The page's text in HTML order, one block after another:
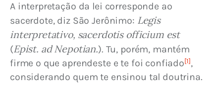
A interpretação da lei corresponde ao
sacerdote, diz São Jerônimo: Legis
interpretativo, sacerdotis officium est
(Epist. ad Nepotian.). Tu, porém, mantém
firme o que aprendeste e te foi confiado[1],
considerando quem te ensinou tal doutrina.